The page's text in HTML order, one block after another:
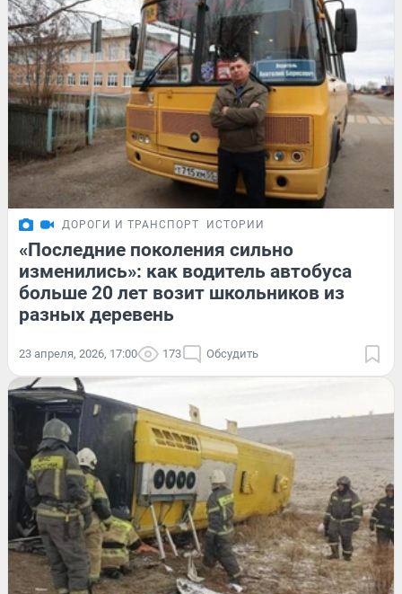
ДОРОГИ И ТРАНСПОРТ ИСТОРИИ
«Последние поколения сильно
изменились»: как водитель автобуса
больше 20 лет возит школьников из
разных деревень
23 апреля, 2026, 17:00 173 Обсудить